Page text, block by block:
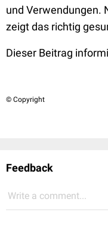
und Verwendungen.
zeigt das richtig
Dieser Beitrag
© Copyright
Feedback
Write a comment...